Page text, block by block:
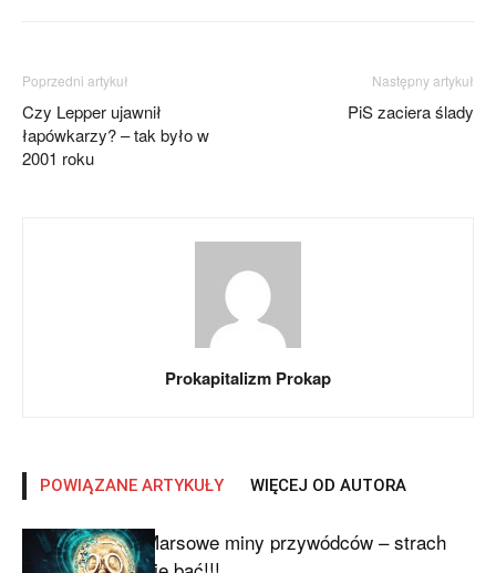
Poprzedni artykuł
Czy Lepper ujawnił
łapówkarzy? – tak było w
2001 roku
Następny artykuł
PiS zaciera ślady
Prokapitalizm Prokap
POWIĄZANE ARTYKUŁY WIĘCEJ OD AUTORA
Marsowe miny przywódców – strach